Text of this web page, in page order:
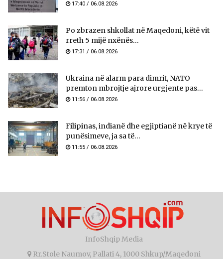
17:40 / 06.08.2026
Po zbrazen shkollat në Maqedoni, këtë vit
rreth 5 mijë nxënës...
17:31 / 06.08.2026
Ukraina në alarm para dimrit, NATO
premton mbrojtje ajrore urgjente pas...
11:56 / 06.08.2026
Filipinas, indianë dhe egjiptianë në krye të
punësimeve, ja sa të...
11:55 / 06.08.2026
InfoShqip Media
Rr.Stole Naumov, Pallati 4, 1000 Shkup/Maqedoni